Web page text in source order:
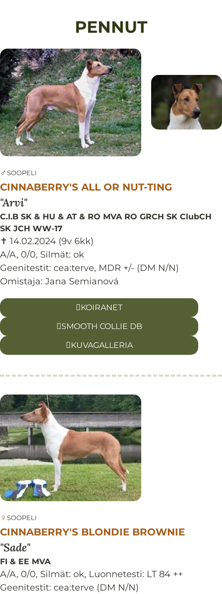
PENNUT
♂SOOPELI
CINNABERRY'S ALL OR NUT-TING
Arvi
C.I.B SK & HU & AT & RO MVA RO GRCH SK ClubCH
SK JCH WW-17
✝ 14.02.2024 (9v 6kk)
A/A, 0/0, Silmät: ok
Geenitestit: cea:terve, MDR +/- (DM N/N)
Omistaja: Jana Semianová
KOIRANET
SMOOTH COLLIE DB
KUVAGALLERIA
♀ SOOPELI
CINNABERRY'S BLONDIE BROWNIE
Sade
FI & EE MVA
A/A, 0/0, Silmät: ok, Luonnetesti: LT 84 ++
Geenitestit: cea:terve (DM N/N)